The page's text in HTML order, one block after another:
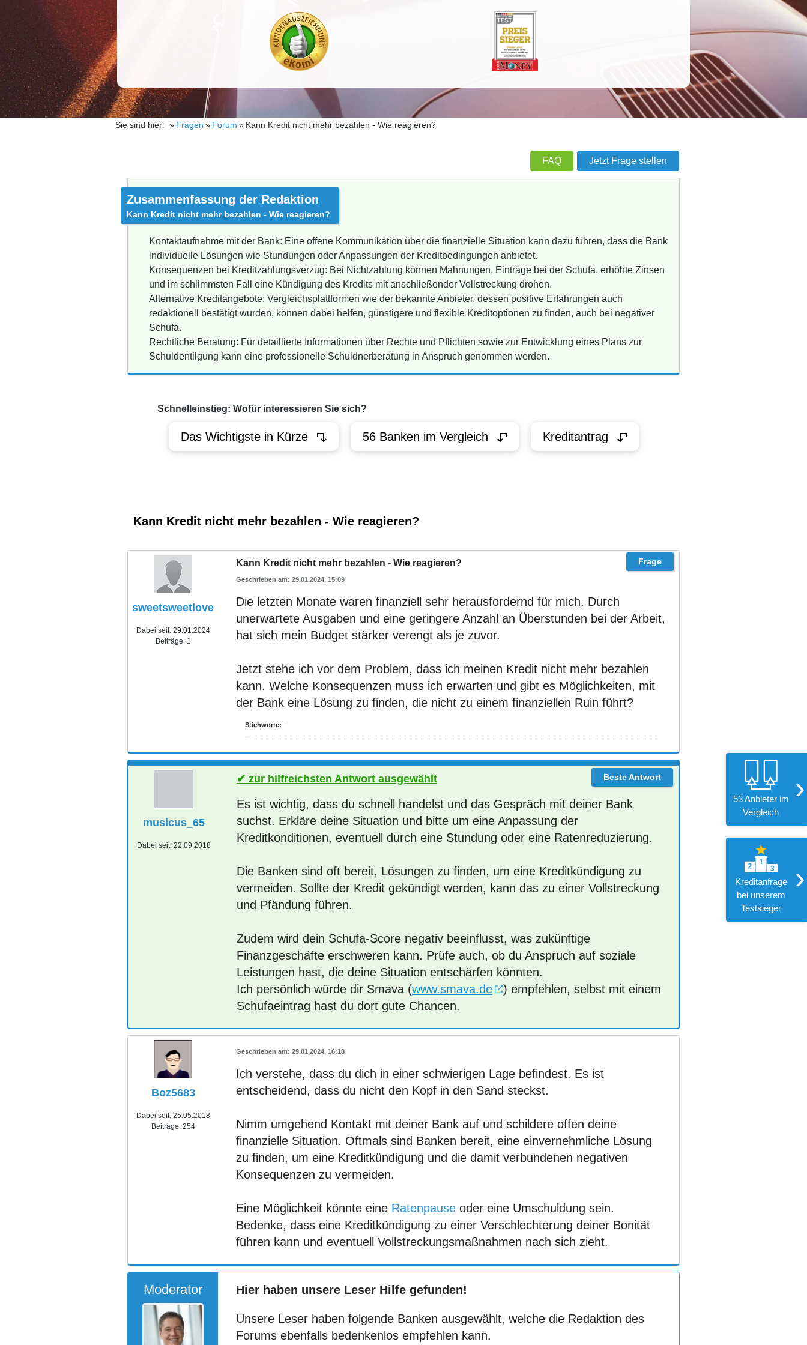
53 Anbieter im
Vergleich
›
Kreditanfrage
bei unserem
Testsieger
›
Sie sind hier: Fragen Forum Kann Kredit nicht mehr bezahlen - Wie reagieren?
FAQ Jetzt Frage stellen
Zusammenfassung der Redaktion
Kann Kredit nicht mehr bezahlen - Wie reagieren?
Kontaktaufnahme mit der Bank: Eine offene Kommunikation über die finanzielle Situation kann dazu führen, dass die Bank
individuelle Lösungen wie Stundungen oder Anpassungen der Kreditbedingungen anbietet.
Konsequenzen bei Kreditzahlungsverzug: Bei Nichtzahlung können Mahnungen, Einträge bei der Schufa, erhöhte Zinsen
und im schlimmsten Fall eine Kündigung des Kredits mit anschließender Vollstreckung drohen.
Alternative Kreditangebote: Vergleichsplattformen wie der bekannte Anbieter, dessen positive Erfahrungen auch
redaktionell bestätigt wurden, können dabei helfen, günstigere und flexible Kreditoptionen zu finden, auch bei negativer
Schufa.
Rechtliche Beratung: Für detaillierte Informationen über Rechte und Pflichten sowie zur Entwicklung eines Plans zur
Schuldentilgung kann eine professionelle Schuldnerberatung in Anspruch genommen werden.
Schnelleinstieg: Wofür interessieren Sie sich?
Das Wichtigste in Kürze 56 Banken im Vergleich Kreditantrag
Kann Kredit nicht mehr bezahlen - Wie reagieren?
sweetsweetlove
Dabei seit: 29.01.2024
Beiträge: 1
Kann Kredit nicht mehr bezahlen - Wie reagieren?
29.01.2024, 15:09
Die letzten Monate waren finanziell sehr herausfordernd für mich. Durch
unerwartete Ausgaben und eine geringere Anzahl an Überstunden bei der Arbeit,
hat sich mein Budget stärker verengt als je zuvor.
Jetzt stehe ich vor dem Problem, dass ich meinen Kredit nicht mehr bezahlen
kann. Welche Konsequenzen muss ich erwarten und gibt es Möglichkeiten, mit
der Bank eine Lösung zu finden, die nicht zu einem finanziellen Ruin führt?
Stichworte: -
musicus_65
Dabei seit: 22.09.2018
zur hilfreichsten Antwort ausgewählt
Es ist wichtig, dass du schnell handelst und das Gespräch mit deiner Bank
suchst. Erkläre deine Situation und bitte um eine Anpassung der
Kreditkonditionen, eventuell durch eine Stundung oder eine Ratenreduzierung.
Die Banken sind oft bereit, Lösungen zu finden, um eine Kreditkündigung zu
vermeiden. Sollte der Kredit gekündigt werden, kann das zu einer Vollstreckung
und Pfändung führen.
Zudem wird dein Schufa-Score negativ beeinflusst, was zukünftige
Finanzgeschäfte erschweren kann. Prüfe auch, ob du Anspruch auf soziale
Leistungen hast, die deine Situation entschärfen könnten.
Ich persönlich würde dir Smava (www.smava.de
) empfehlen, selbst mit einem
Schufaeintrag hast du dort gute Chancen.
Boz5683
Dabei seit: 25.05.2018
Beiträge: 254
29.01.2024, 16:18
Ich verstehe, dass du dich in einer schwierigen Lage befindest. Es ist
entscheidend, dass du nicht den Kopf in den Sand steckst.
Nimm umgehend Kontakt mit deiner Bank auf und schildere offen deine
finanzielle Situation. Oftmals sind Banken bereit, eine einvernehmliche Lösung
zu finden, um eine Kreditkündigung und die damit verbundenen negativen
Konsequenzen zu vermeiden.
Eine Möglichkeit könnte eine Ratenpause oder eine Umschuldung sein.
Bedenke, dass eine Kreditkündigung zu einer Verschlechterung deiner Bonität
führen kann und eventuell Vollstreckungsmaßnahmen nach sich zieht.
Moderator Hier haben unsere Leser Hilfe gefunden!
Unsere Leser haben folgende Banken ausgewählt, welche die Redaktion des
Forums ebenfalls bedenkenlos empfehlen kann.